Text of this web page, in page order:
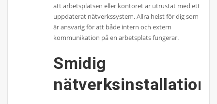
att arbetsplatsen eller kontoret är utrustat med ett
uppdaterat nätverkssystem. Allra helst för dig som
är ansvarig för att både intern och extern
kommunikation på en arbetsplats fungerar.
Smidig
nätverksinstallation